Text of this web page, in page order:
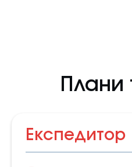
Плани
Експедитор